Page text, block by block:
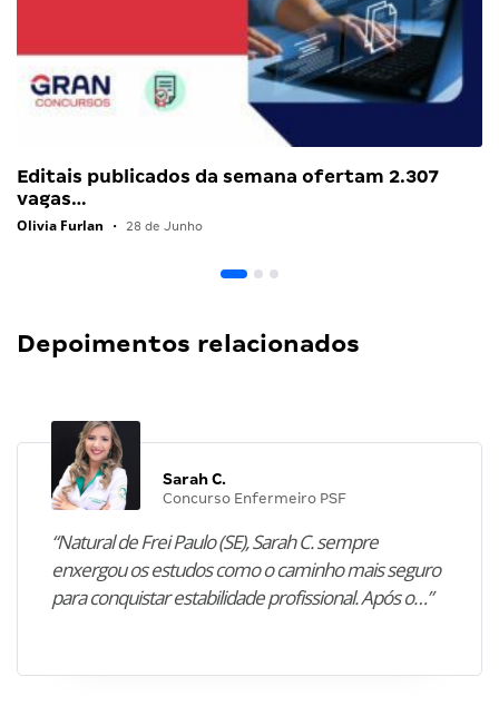
Editais publicados da semana ofertam 2.307
vagas…
Olivia Furlan • 28 de Junho
Depoimentos relacionados
Sarah C.
Concurso Enfermeiro PSF
“Natural de Frei Paulo (SE), Sarah C. sempre
enxergou os estudos como o caminho mais seguro
para conquistar estabilidade profissional. Após o…”